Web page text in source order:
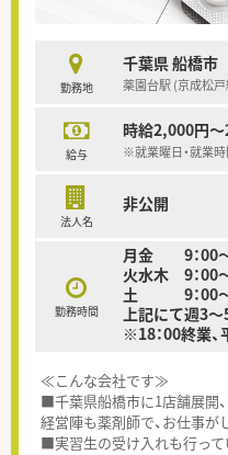
勤務地
千葉県 船橋市
薬園台駅 (京成松
給与
時給2,000円
※就業曜日・就業
法人名
非公開
勤務時間
月金 9：00～
火水木 9：00
土 9：00～
上記にて週3
※18：00終業
≪こんな会社です≫
■千葉県船橋市に1店舗展開
経営陣も薬剤師で、お仕事が
■実習生の受け入れも行って